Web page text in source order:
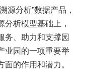
源分析”数据产品，
析模型基础上，
务、助力和支撑园
业园的一项重要举
的作用和潜力。